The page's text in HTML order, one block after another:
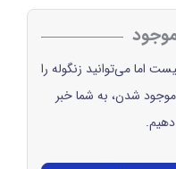
اما می‌توانید زنگوله را
شدن، به شما خبر
دهیم.